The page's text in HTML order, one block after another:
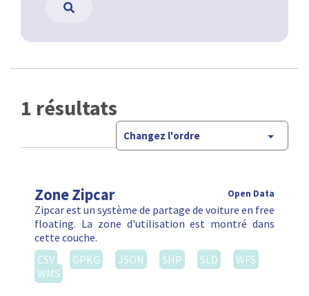
1 résultats
Changez l'ordre
Zone Zipcar Open Data
Zipcar est un système de partage de voiture en free
floating. La zone d'utilisation est montré dans
cette couche.
CSV
GPKG JSON SHP SLD
WFS
WMS